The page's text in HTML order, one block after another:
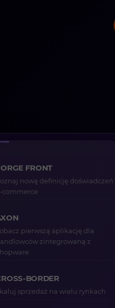
FRONT
nową definicję doświadczeń
commerce
pierwszą aplikację dla
zintegrowaną z
BORDER
sprzedaż na wielu rynkach
marki
realizację